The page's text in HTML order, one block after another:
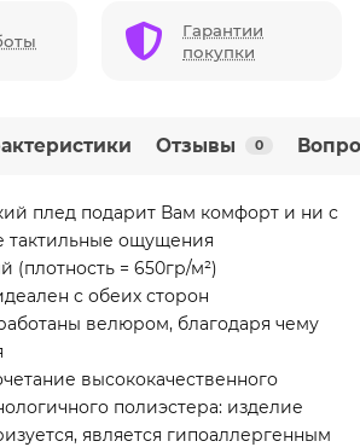
Гарантии
покупки
Отзывы 0
плед подарит Вам комфорт и ни с
тактильные ощущения
(плотность = 650гр/м²)
с обеих сторон
велюром, благодаря чему
высококачественного
полиэстера: изделие
является гипоаллергенным